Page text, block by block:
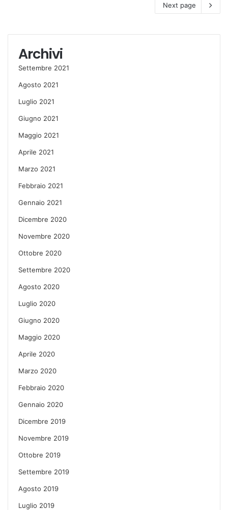
Next page
Archivi
Settembre 2021
Agosto 2021
Luglio 2021
Giugno 2021
Maggio 2021
Aprile 2021
Marzo 2021
Febbraio 2021
Gennaio 2021
Dicembre 2020
Novembre 2020
Ottobre 2020
Settembre 2020
Agosto 2020
Luglio 2020
Giugno 2020
Maggio 2020
Aprile 2020
Marzo 2020
Febbraio 2020
Gennaio 2020
Dicembre 2019
Novembre 2019
Ottobre 2019
Settembre 2019
Agosto 2019
Luglio 2019